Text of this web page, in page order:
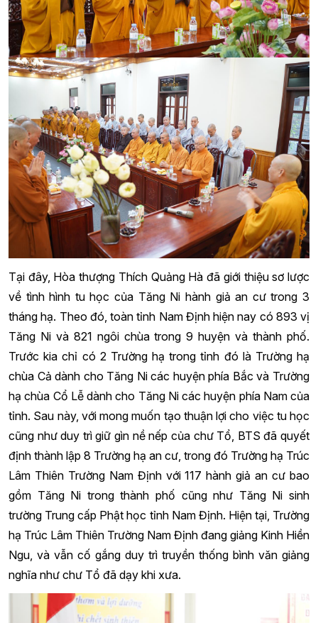
Tại đây, Hòa thượng Thích Quảng Hà đã giới thiệu sơ lược
về tình hình tu học của Tăng Ni hành giả an cư trong 3
tháng hạ. Theo đó, toàn tỉnh Nam Định hiện nay có 893 vị
Tăng Ni và 821 ngôi chùa trong 9 huyện và thành phố.
Trước kia chỉ có 2 Trường hạ trong tỉnh đó là Trường hạ
chùa Cả dành cho Tăng Ni các huyện phía Bắc và Trường
hạ chùa Cổ Lễ dành cho Tăng Ni các huyện phía Nam của
tỉnh. Sau này, với mong muốn tạo thuận lợi cho việc tu học
cũng như duy trì giữ gìn nề nếp của chư Tổ, BTS đã quyết
định thành lập 8 Trường hạ an cư, trong đó Trường hạ Trúc
Lâm Thiên Trường Nam Định với 117 hành giả an cư bao
gồm Tăng Ni trong thành phố cũng như Tăng Ni sinh
trường Trung cấp Phật học tỉnh Nam Định. Hiện tại, Trường
hạ Trúc Lâm Thiên Trường Nam Định đang giảng Kinh Hiền
Ngu, và vẫn cố gắng duy trì truyền thống bình văn giảng
nghĩa như chư Tổ đã dạy khi xưa.